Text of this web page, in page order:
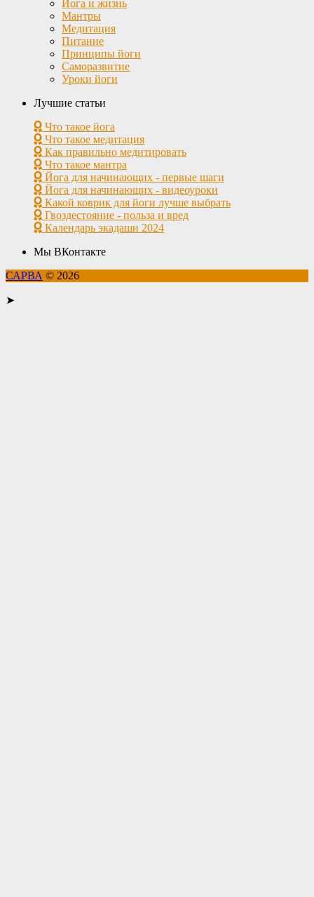
Йога и жизнь
Мантры
Медитация
Питание
Принципы йоги
Саморазвитие
Уроки йоги
Лучшие статьи
Что такое йога
Что такое медитация
Как правильно медитировать
Что такое мантра
Йога для начинающих - первые шаги
Йога для начинающих - видеоуроки
Какой коврик для йоги лучше выбрать
Гвоздестояние - польза и вред
Календарь экадаши 2024
Мы ВКонтакте
САРВА © 2026
➤